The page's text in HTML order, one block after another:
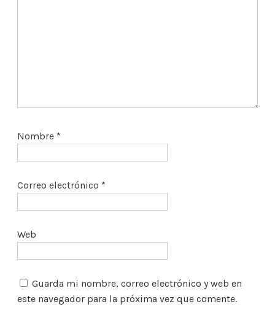
Nombre *
Correo electrónico *
Web
Guarda mi nombre, correo electrónico y web en
este navegador para la próxima vez que comente.